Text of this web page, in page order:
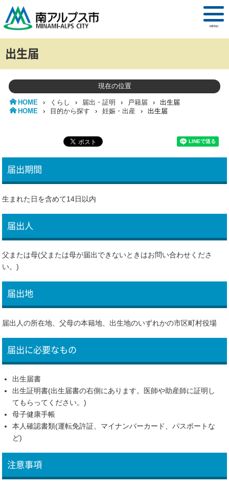
MENU
出生届
現在の位置
HOME › くらし › 届出・証明 › 戸籍届 ›
出生届
HOME
› 目的から探す › 妊娠・出産 › 出生届
届出期間
生まれた日を含めて14日以内
届出人
父または母(父または母が届出できないときはお問い合わせくださ
い。)
届出地
届出人の所在地、父母の本籍地、出生地のいずれかの市区町村役場
届出に必要なもの
出生届書
出生証明書(出生届書の右側にあります。医師や助産師に証明し
てもらってください。)
母子健康手帳
本人確認書類(運転免許証、マイナンバーカード、パスポートな
ど)
注意事項